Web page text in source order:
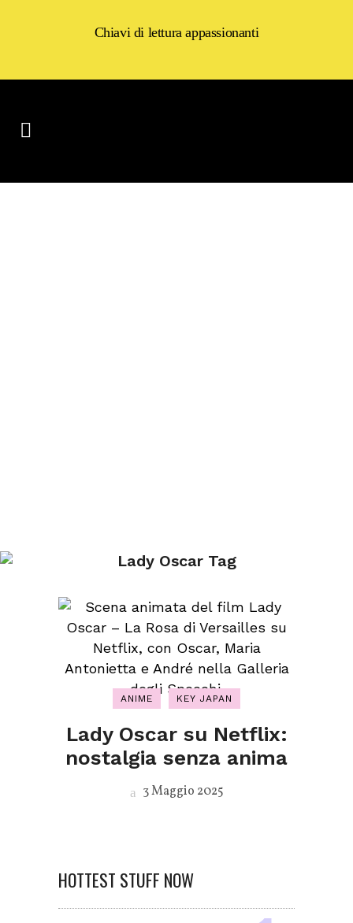
Chiavi di lettura appassionanti
Lady Oscar Tag
ANIME KEY JAPAN
Lady Oscar su Netflix:
nostalgia senza anima
3 Maggio 2025
HOTTEST STUFF NOW